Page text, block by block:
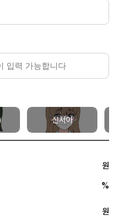
신서아
원
%
원